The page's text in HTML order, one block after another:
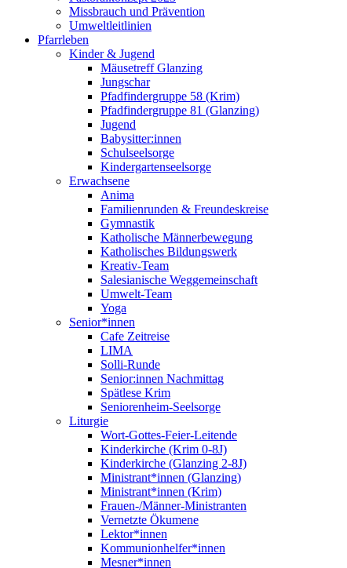
Missbrauch und Prävention
Umweltleitlinien
Pfarrleben
Kinder & Jugend
Mäusetreff Glanzing
Jungschar
Pfadfindergruppe 58 (Krim)
Pfadfindergruppe 81 (Glanzing)
Jugend
Babysitter:innen
Schulseelsorge
Kindergartenseelsorge
Erwachsene
Anima
Familienrunden & Freundeskreise
Gymnastik
Katholische Männerbewegung
Katholisches Bildungswerk
Kreativ-Team
Salesianische Weggemeinschaft
Umwelt-Team
Yoga
Senior*innen
Cafe Zeitreise
LIMA
Solli-Runde
Senior:innen Nachmittag
Spätlese Krim
Seniorenheim-Seelsorge
Liturgie
Wort-Gottes-Feier-Leitende
Kinderkirche (Krim 0-8J)
Kinderkirche (Glanzing 2-8J)
Ministrant*innen (Glanzing)
Ministrant*innen (Krim)
Frauen-/Männer-Ministranten
Vernetzte Ökumene
Lektor*innen
Kommunionhelfer*innen
Mesner*innen